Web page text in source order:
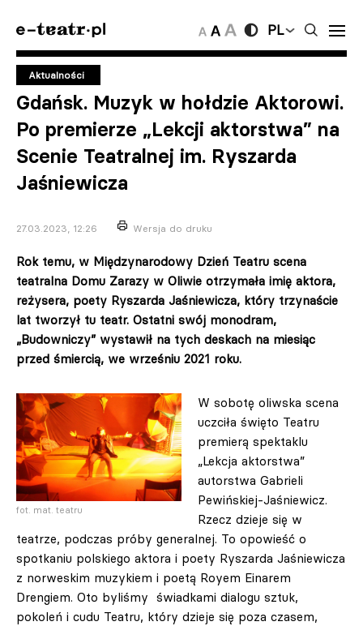
PL
Aktualności
Gdańsk. Muzyk w hołdzie Aktorowi.
Po premierze „Lekcji aktorstwa” na
Scenie Teatralnej im. Ryszarda
Jaśniewicza
27.03.2023, 12:26 Wersja do druku
Rok temu, w Międzynarodowy Dzień Teatru scena
teatralna Domu Zarazy w Oliwie otrzymała imię aktora,
reżysera, poety Ryszarda Jaśniewicza, który trzynaście
lat tworzył tu teatr. Ostatni swój monodram,
„Budowniczy” wystawił na tych deskach na miesiąc
przed śmiercią, we wrześniu 2021 roku.
fot. mat. teatru
W sobotę oliwska scena
uczciła święto Teatru
premierą spektaklu
„Lekcja aktorstwa”
autorstwa Gabrieli
Pewińskiej-Jaśniewicz.
Rzecz dzieje się w
teatrze, podczas próby generalnej. To opowieść o
spotkaniu polskiego aktora i poety Ryszarda Jaśniewicza
z norweskim muzykiem i poetą Royem Einarem
Drengiem. Oto byliśmy świadkami dialogu sztuk,
pokoleń i cudu Teatru, który dzieje się poza czasem,